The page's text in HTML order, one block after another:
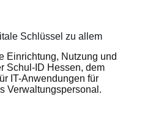
Schlüssel zu allem
Einrichtung, Nutzung und
Schul-ID Hessen, dem
IT-Anwendungen für
Verwaltungspersonal.